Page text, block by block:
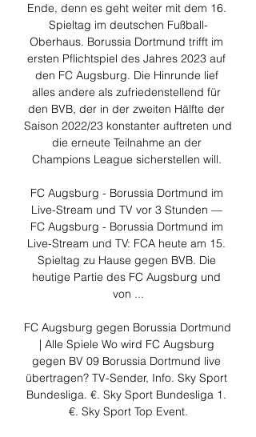
Ende, denn es geht weiter mit dem 16.
Spieltag im deutschen Fußball-
Oberhaus. Borussia Dortmund trifft im
ersten Pflichtspiel des Jahres 2023 auf
den FC Augsburg. Die Hinrunde lief
alles andere als zufriedenstellend für
den BVB, der in der zweiten Hälfte der
Saison 2022/23 konstanter auftreten und
die erneute Teilnahme an der
Champions League sicherstellen will.
FC Augsburg - Borussia Dortmund im
Live-Stream und TV vor 3 Stunden —
FC Augsburg - Borussia Dortmund im
Live-Stream und TV: FCA heute am 15.
Spieltag zu Hause gegen BVB. Die
heutige Partie des FC Augsburg und
von ...
FC Augsburg gegen Borussia Dortmund
| Alle Spiele Wo wird FC Augsburg
gegen BV 09 Borussia Dortmund live
übertragen? TV-Sender, Info. Sky Sport
Bundesliga. €. Sky Sport Bundesliga 1.
€. Sky Sport Top Event.